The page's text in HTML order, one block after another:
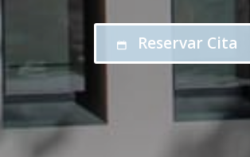
Reservar Cita